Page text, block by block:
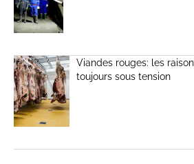
Viandes rouges: les
toujours sous tension